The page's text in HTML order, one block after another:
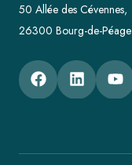
50 Allée des Cévennes,
26300 Bourg-de-Péage